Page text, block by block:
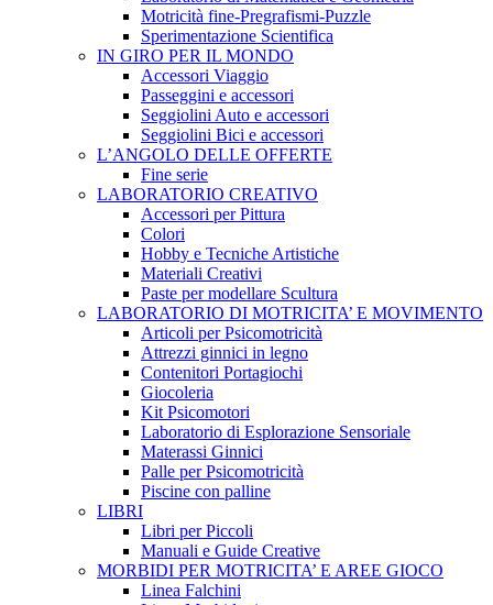
Motricità fine-Pregrafismi-Puzzle
Sperimentazione Scientifica
IN GIRO PER IL MONDO
Accessori Viaggio
Passeggini e accessori
Seggiolini Auto e accessori
Seggiolini Bici e accessori
L’ANGOLO DELLE OFFERTE
Fine serie
LABORATORIO CREATIVO
Accessori per Pittura
Colori
Hobby e Tecniche Artistiche
Materiali Creativi
Paste per modellare Scultura
LABORATORIO DI MOTRICITA’ E MOVIMENTO
Articoli per Psicomotricità
Attrezzi ginnici in legno
Contenitori Portagiochi
Giocoleria
Kit Psicomotori
Laboratorio di Esplorazione Sensoriale
Materassi Ginnici
Palle per Psicomotricità
Piscine con palline
LIBRI
Libri per Piccoli
Manuali e Guide Creative
MORBIDI PER MOTRICITA’ E AREE GIOCO
Linea Falchini